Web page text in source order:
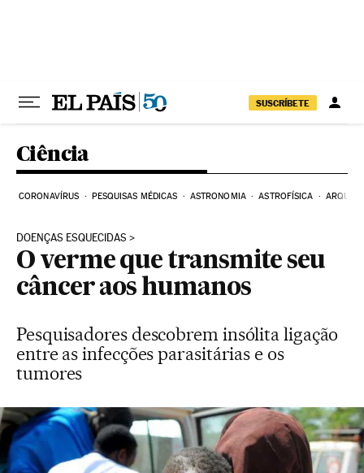
SUSCRÍBETE
Ciência
CORONAVÍRUS PESQUISAS MÉDICAS ASTRONOMIA ASTROFÍSICA
DOENÇAS ESQUECIDAS
O verme que transmite seu
câncer aos humanos
Pesquisadores descobrem insólita ligação
entre as infecções parasitárias e os
tumores